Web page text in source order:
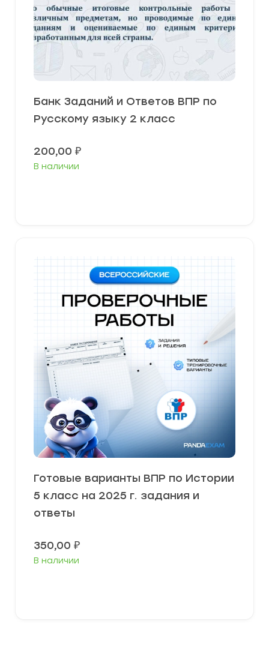
Банк Заданий и Ответов ВПР по
Русскому языку 2 класс
200,00 ₽
В наличии
Готовые варианты ВПР по Истории
5 класс на 2025 г. задания и
ответы
350,00 ₽
В наличии